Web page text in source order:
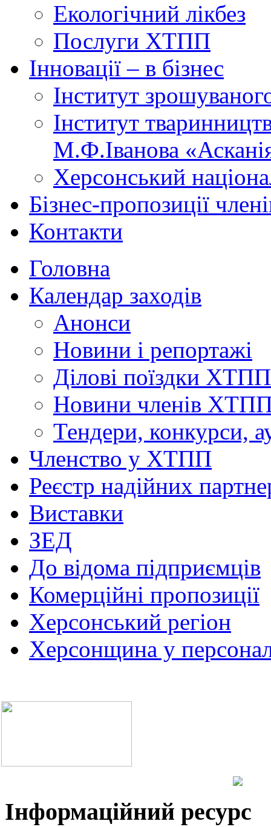
Екологічний лікбез
Послуги ХТПП
Інновації – в бізнес
Інститут
Інститут
М.Ф.Іванова
Херсонський
Бізнес-пропозиції
Контакти
Головна
Календар заходів
Анонси
Новини і репортажі
Ділові поїздки ХТПП
Новини членів
Тендери, конкурси,
Членство у ХТПП
Реєстр надійних
Виставки
ЗЕД
До відома підприємців
Комерційні пропозиції
Херсонський регіон
Херсонщина у
Інформаційний ресурс